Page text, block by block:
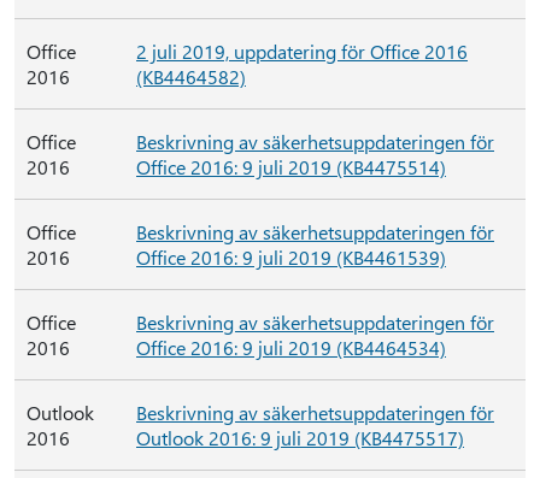
Office
2016
2 juli 2019, uppdatering för Office 2016
(KB4464582)
Office
2016
Beskrivning av säkerhetsuppdateringen för
Office 2016: 9 juli 2019 (KB4475514)
Office
2016
Beskrivning av säkerhetsuppdateringen för
Office 2016: 9 juli 2019 (KB4461539)
Office
2016
Beskrivning av säkerhetsuppdateringen för
Office 2016: 9 juli 2019 (KB4464534)
Outlook
2016
Beskrivning av säkerhetsuppdateringen för
Outlook 2016: 9 juli 2019 (KB4475517)